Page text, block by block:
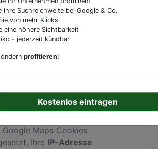
Steiner Donaulände 56
Durch Aktivierung dieser
Google Maps Cookies
Ihre IP-Adresse
ihre Suchreichweite bei Google & Co.
von mehr Klicks
eine höhere Sichtbarkeit
- jederzeit kündbar
profitieren!
Kostenlos eintragen